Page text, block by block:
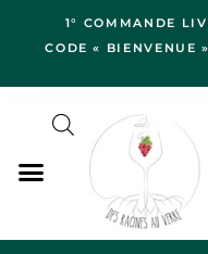
1° COMMANDE
CODE « BIENVENUE
NOS VINS